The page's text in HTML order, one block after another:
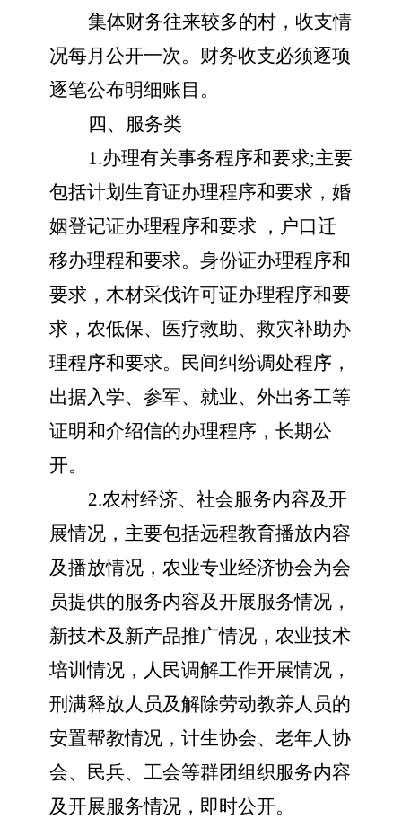
集体财务往来较多的村，收支情
况每月公开一次。财务收支必须逐项
逐笔公布明细账目。
四、服务类
1.办理有关事务程序和要求;主要
包括计划生育证办理程序和要求，婚
姻登记证办理程序和要求 ，户口迁
移办理程和要求。身份证办理程序和
要求，木材采伐许可证办理程序和要
求，农低保、医疗救助、救灾补助办
理程序和要求。民间纠纷调处程序，
出据入学、参军、就业、外出务工等
证明和介绍信的办理程序，长期公
开。
2.农村经济、社会服务内容及开
展情况，主要包括远程教育播放内容
及播放情况，农业专业经济协会为会
员提供的服务内容及开展服务情况，
新技术及新产品推广情况，农业技术
培训情况，人民调解工作开展情况，
刑满释放人员及解除劳动教养人员的
安置帮教情况，计生协会、老年人协
会、民兵、工会等群团组织服务内容
及开展服务情况，即时公开。